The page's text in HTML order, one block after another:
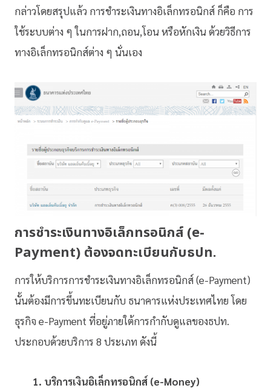
กล่าวโดยสรุปแล้ว การชำระเงินทางอิเล็กทรอนิกส์ ก็คือ การ
ใช้ระบบต่าง ๆ ในการฝาก,ถอน,โอน หรือหักเงิน ด้วยวิธีการ
ทางอิเล็กทรอนิกส์ต่าง ๆ นั่นเอง
การชำระเงินทางอิเล็กทรอนิกส์ (e-
Payment) ต้องจดทะเบียนกับธปท.
การให้บริการการชำระเงินทางอิเล็กทรอนิกส์ (e-Payment)
นั้นต้องมีการขึ้นทะเบียนกับ ธนาคารแห่งประเทศไทยโดย
ธุรกิจ e-Payment ที่อยู่ภายใต้การกำกับดูแลของธปท.
ประกอบด้วยบริการ 8 ประเภท ดังนี้
1. บริการเงินอิเล็กทรอนิกส์ (e-Money)